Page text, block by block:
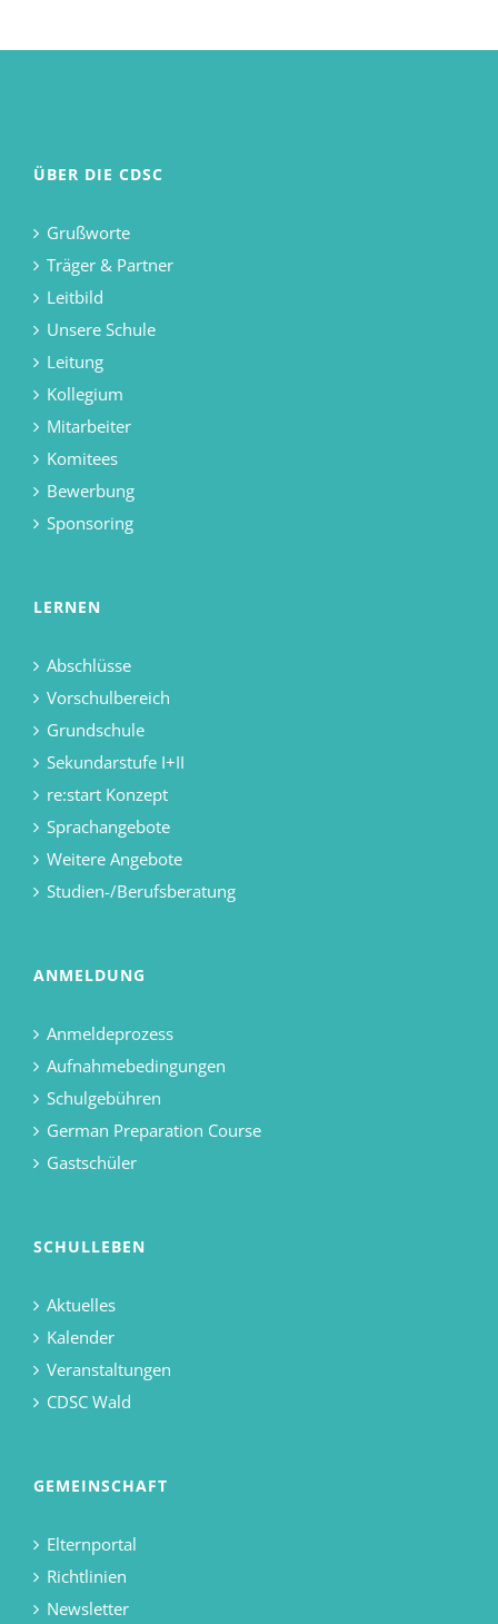
ÜBER DIE CDSC
Grußworte
Träger & Partner
Leitbild
Unsere Schule
Leitung
Kollegium
Mitarbeiter
Komitees
Bewerbung
Sponsoring
LERNEN
Abschlüsse
Vorschulbereich
Grundschule
Sekundarstufe I+II
re:start Konzept
Sprachangebote
Weitere Angebote
Studien-/Berufsberatung
ANMELDUNG
Anmeldeprozess
Aufnahmebedingungen
Schulgebühren
German Preparation Course
Gastschüler
SCHULLEBEN
Aktuelles
Kalender
Veranstaltungen
CDSC Wald
GEMEINSCHAFT
Elternportal
Richtlinien
Newsletter